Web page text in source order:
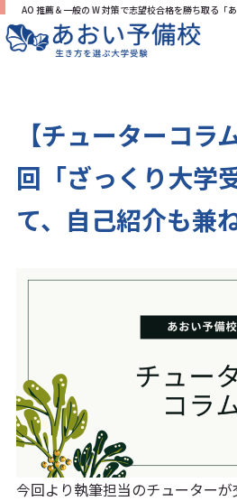
AO 推薦＆一般の W 対策で志望校合格を勝ち取る「あ
【チューターコラ
回「ざっくり大学
て、自己紹介も兼
今回より執筆担当のチューター